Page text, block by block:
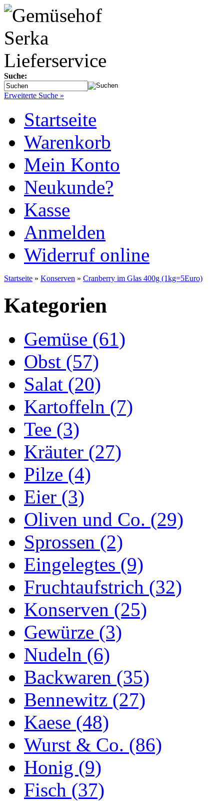
Suche:
Erweiterte Suche »
Startseite
Warenkorb
Mein Konto
Neukunde?
Kasse
Anmelden
Widerruf online
Startseite » Konserven » Cranberry im Glas 400g (1kg=5Euro)
Kategorien
Gemüse (61)
Obst (57)
Salat (20)
Kartoffeln (7)
Tee (3)
Kräuter (27)
Pilze (4)
Eier (3)
Oliven und Co. (29)
Sprossen (2)
Eingelegtes (9)
Fruchtaufstrich (32)
Konserven (25)
Gewürze (3)
Nudeln (6)
Backwaren (35)
Bennewitz (27)
Kaese (48)
Wurst & Co. (86)
Honig (9)
Fisch (37)